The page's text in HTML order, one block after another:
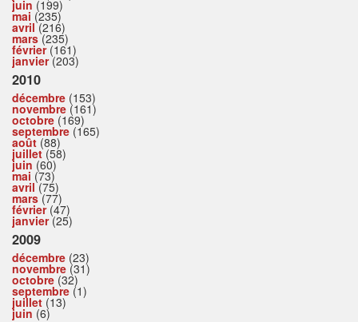
juin (199)
mai (235)
avril(216)
mars(235)
février(161)
janvier(203)
2010
décembre (153)
novembre (161)
octobre (169)
septembre (165)
août (88)
juillet(58)
juin (60)
mai (73)
avril(75)
mars(77)
février(47)
janvier(25)
2009
décembre (23)
novembre (31)
octobre (32)
septembre (1)
juillet (13)
juin (6)